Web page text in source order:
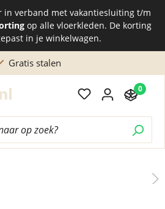
in verband met vakantiesluiting t/m
op alle vloerkleden. De korting
in je winkelwagen.
Gratis stalen
0